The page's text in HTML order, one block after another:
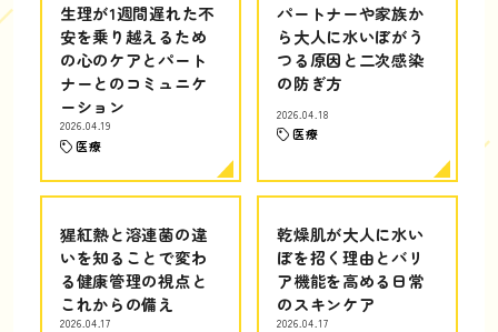
生理が1週間遅れた不
安を乗り越えるため
の心のケアとパート
ナーとのコミュニケ
ーション
2026.04.19
医療
パートナーや家族か
ら大人に水いぼがう
つる原因と二次感染
の防ぎ方
2026.04.18
医療
猩紅熱と溶連菌の違
いを知ることで変わ
る健康管理の視点と
これからの備え
2026.04.17
乾燥肌が大人に水い
ぼを招く理由とバリ
ア機能を高める日常
のスキンケア
2026.04.17